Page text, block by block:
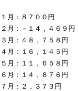
１月：８７００円
２月：－１４，４６９円
３月：４８，７５８円
４月：１６，１４５円
５月：１１，６５８円
６月：１４，８７６円
７月：２，３７３円